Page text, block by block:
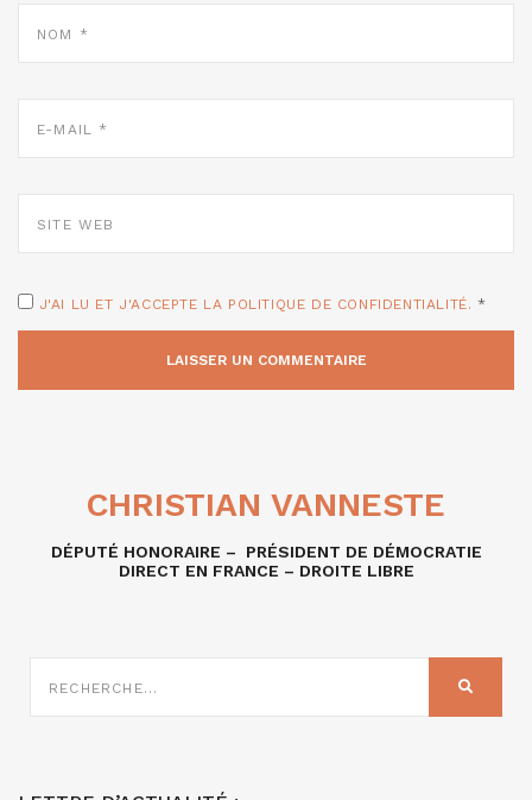
NOM
E-
MAIL
SITE
WEB
J'AI LU ET J'ACCEPTE LA POLITIQUE DE CONFIDENTIALITÉ. *
CHRISTIAN VANNESTE
DÉPUTÉ HONORAIRE – PRÉSIDENT DE DÉMOCRATIE
DIRECT EN FRANCE – DROITE LIBRE
RECHERCHE
SUR